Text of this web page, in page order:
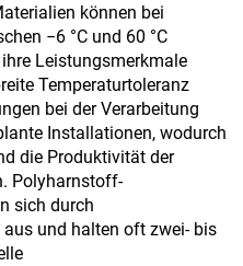
können bei
−6 °C und 60 °C
Leistungsmerkmale
Temperaturtoleranz
bei der Verarbeitung
Installationen, wodurch
die Produktivität der
Polyharnstoff-
sich durch
und halten oft zwei- bis